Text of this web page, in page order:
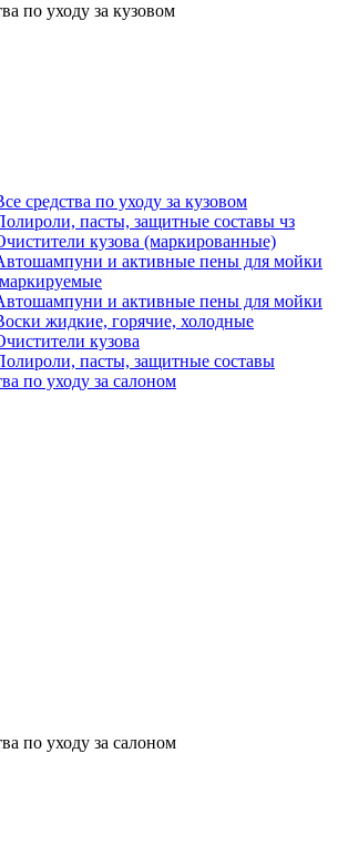
по уходу за кузовом
средства по уходу за кузовом
пасты, защитные составы чз
кузова (маркированные)
и активные пены для мойки
и активные пены для мойки
жидкие, горячие, холодные
кузова
пасты, защитные составы
по уходу за салоном
по уходу за салоном